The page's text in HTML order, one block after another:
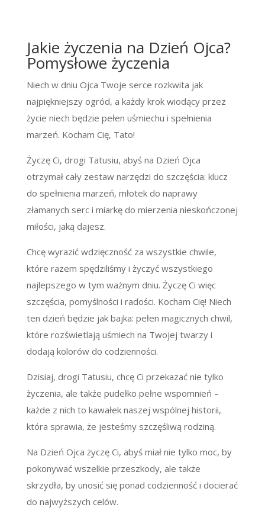
Jakie życzenia na Dzień Ojca?
Pomysłowe życzenia
Niech w dniu Ojca Twoje serce rozkwita jak
najpiękniejszy ogród, a każdy krok wiodący przez
życie niech będzie pełen uśmiechu i spełnienia
marzeń. Kocham Cię, Tato!
Życzę Ci, drogi Tatusiu, abyś na Dzień Ojca
otrzymał cały zestaw narzędzi do szczęścia: klucz
do spełnienia marzeń, młotek do naprawy
złamanych serc i miarkę do mierzenia nieskończonej
miłości, jaką dajesz.
Chcę wyrazić wdzięczność za wszystkie chwile,
które razem spędziliśmy i życzyć wszystkiego
najlepszego w tym ważnym dniu. Życzę Ci więc
szczęścia, pomyślności i radości. Kocham Cię! Niech
ten dzień będzie jak bajka: pełen magicznych chwil,
które rozświetlają uśmiech na Twojej twarzy i
dodają kolorów do codzienności.
Dzisiaj, drogi Tatusiu, chcę Ci przekazać nie tylko
życzenia, ale także pudełko pełne wspomnień –
każde z nich to kawałek naszej wspólnej historii,
która sprawia, że jesteśmy szczęśliwą rodziną.
Na Dzień Ojca życzę Ci, abyś miał nie tylko moc, by
pokonywać wszelkie przeszkody, ale także
skrzydła, by unosić się ponad codzienność i docierać
do najwyższych celów.